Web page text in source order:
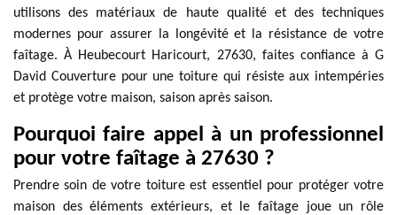
utilisons des matériaux de haute qualité et des techniques
modernes pour assurer la longévité et la résistance de votre
faîtage. À Heubecourt Haricourt, 27630, faites confiance à G
David Couverture pour une toiture qui résiste aux intempéries
et protège votre maison, saison après saison.
Pourquoi faire appel à un professionnel
pour votre faîtage à 27630 ?
Prendre soin de votre toiture est essentiel pour protéger votre
maison des éléments extérieurs, et le faîtage joue un rôle